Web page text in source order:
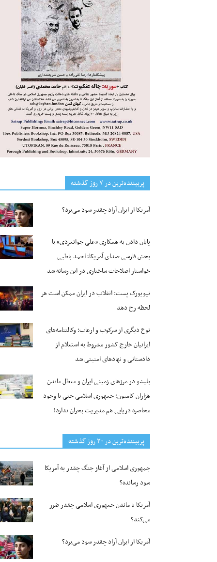
پربیننده‌ترین‌ در ۷ روز گذشته
آمریکا از ایران آزاد چقدر سود می‌برد؟
پایان دادن به همکاری «علی جوانمردی» با
بخش فارسی صدای آمریکا؛ احمد باطبی
خواستار اصلاحات ساختاری در این رسانه شد
نیویورک پست: انقلاب در ایران ممکن است هر
لحظه رخ دهد
نوع دیگری از سرکوب و ارعاب؛ وکالتنامه‌های
ایرانیان خارج کشور مشروط به استعلام از
دادستانی و نهادهای امنیتی شد
بلبشو در مرزهای زمینی ایران و معطل ماندن
هزاران کامیون؛ جمهوری اسلامی حتی با وجود
محاصره دریایی هم مدیریت بحران ندارد!
پربیننده‌ترین‌ در ۳۰ روز گذشته
جمهوری اسلامی از آغاز جنگ چقدر به آمریکا
سود رسانده؟
آمریکا با ماندن جمهوری اسلامی چقدر ضرر
می‌کند؟
آمریکا از ایران آزاد چقدر سود می‌برد؟